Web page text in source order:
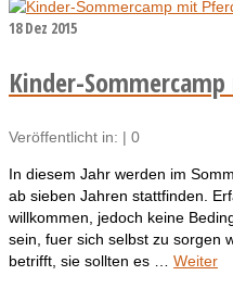
18Dez 2015
Kinder-
Veröffentlicht in: | 0
In diesem Jahr werden im
ab sieben Jahren stattfinden.
willkommen, jedoch keine
sein, fuer sich selbst zu sorgen
betrifft, sie sollten es … Weiter